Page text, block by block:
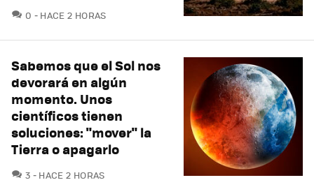
0 COMENTARIOS
HACE 2 HORAS
Sabemos que el Sol nos
devorará en algún
momento. Unos
científicos tienen
soluciones: "mover" la
Tierra o apagarlo
3 COMENTARIOS
HACE 2 HORAS